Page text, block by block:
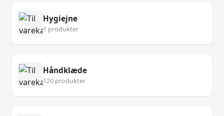
Hygiejne
1 produkter
Håndklæde
120 produkter